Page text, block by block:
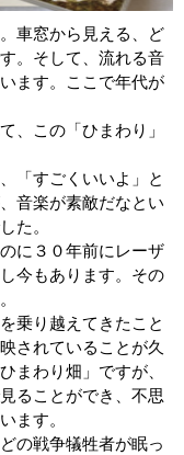
車窓から見える、ど
。そして、流れる音
ます。ここで年代が
、この「ひまわり」
「すごくいいよ」と
音楽が素敵だなとい
た。
に３０年前にレーザ
今もあります。その
乗り越えてきたこと
されていることが久
まわり畑」ですが、
ることができ、不思
ます。
の戦争犠牲者が眠っ